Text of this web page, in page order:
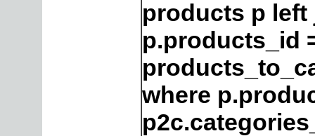
products p
p.products_id
where